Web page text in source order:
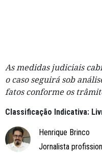
As medidas judiciais
o caso seguirá sob
fatos conforme os
Classificação Indicativa:
Henrique Brinco
Jornalista